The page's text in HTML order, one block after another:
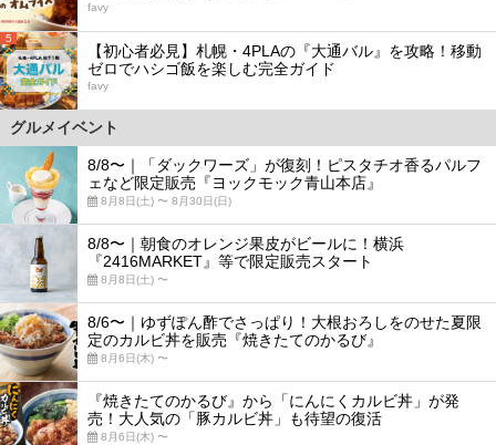
favy
5
【初心者必見】札幌・4PLAの『大通バル』を攻略！移動
ゼロでハシゴ飯を楽しむ完全ガイド
favy
グルメイベント
8/8〜｜「ダックワーズ」が復刻！ピスタチオ香るパルフ
ェなど限定販売『ヨックモック青山本店』
8月8日(土) 〜 8月30日(日)
8/8〜｜朝食のオレンジ果皮がビールに！横浜
『2416MARKET』等で限定販売スタート
8月8日(土) 〜
8/6〜｜ゆずぽん酢でさっぱり！大根おろしをのせた夏限
定のカルビ丼を販売『焼きたてのかるび』
8月6日(木) 〜
『焼きたてのかるび』から「にんにくカルビ丼」が発
売！大人気の「豚カルビ丼」も待望の復活
8月6日(木) 〜